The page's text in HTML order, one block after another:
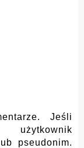
Jeśli
użytkownik
pseudonim.